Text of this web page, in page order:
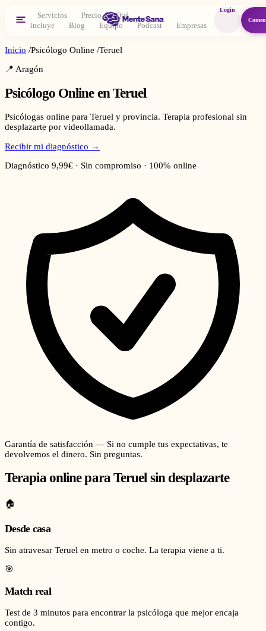
Servicios Precio
Qué
incluye
Blog Equipo Podcast Empresas
Login
Inicio /Psicólogo Online /Teruel
📍 Aragón
Psicólogo Online en Teruel
Psicólogas online para Teruel y provincia. Terapia profesional sin
desplazarte por videollamada.
Recibir mi diagnóstico →
Diagnóstico 9,99€ · Sin compromiso · 100% online
Garantía de satisfacción — Si no cumple tus expectativas, te
devolvemos el dinero. Sin preguntas.
Terapia online paraTeruelsin desplazarte
🏠
Desde casa
Sin atravesar Teruel en metro o coche. La terapia viene a ti.
🎯
Match real
Test de 3 minutos para encontrar la psicóloga que mejor encaja
contigo.